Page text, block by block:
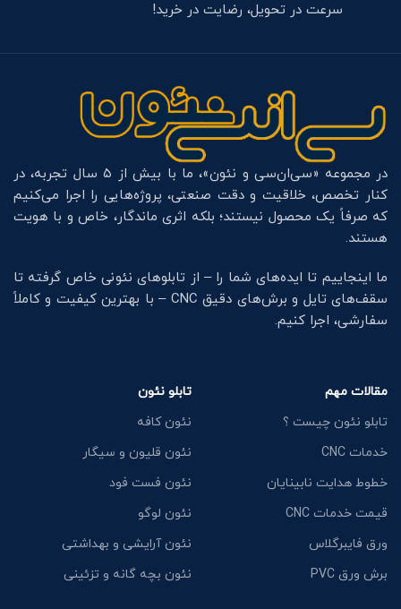
سرعت در تحویل، رضایت در خرید!
در مجموعه «سی‌ان‌سی و نئون»، ما با بیش از ۵ سال تجربه، در
کنار تخصص، خلاقیت و دقت صنعتی، پروژه‌هایی را اجرا می‌کنیم
که صرفاً یک محصول نیستند؛ بلکه اثری ماندگار، خاص و با هویت
هستند.
ما اینجاییم تا ایده‌های شما را – از تابلوهای نئونی خاص گرفته تا
سقف‌های تایل و برش‌های دقیق CNC – با بهترین کیفیت و کاملاً
سفارشی، اجرا کنیم.
مقالات مهم
تابلو نئون چیست ؟
خدمات CNC
خطوط هدایت نابینایان
قیمت خدمات CNC
ورق فایبرگلاس
برش ورق PVC
تابلو نئون
نئون کافه
نئون قلیون و سیگار
نئون فست فود
نئون لوگو
نئون آرایشی و بهداشتی
نئون بچه گانه و تزئینی